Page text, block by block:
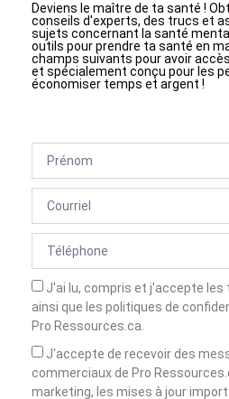
Deviens le maître de ta santé !
conseils d'experts, des trucs et
sujets concernant la santé
outils pour prendre ta santé en
champs suivants pour avoir
et spécialement conçu pour les
économiser temps et argent !
J'ai lu, compris et j'accepte
ainsi que les politiques de
Pro Ressources.ca.
J'accepte de recevoir des
commerciaux de Pro
marketing, les mises à jour